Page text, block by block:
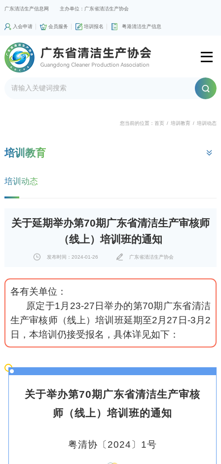
广东清洁生产信息网 主办单位：广东省清洁生产协会
入会申请 会员服务 培训报名 粤港清洁生产信息
您当前的位置：首页 / 培训教育 / 培训动态
培训教育
培训动态
关于延期举办第70期广东省清洁生产审核师
（线上）培训班的通知
发布时间：2024-01-26 广东省清洁生产协会
各有关单位：
原定于1月23-27日举办的第70期广东省清洁
生产审核师（线上）培训班延期至2月27日-3月2
日，本培训仍接受报名，具体详见如下：
关于举办第70期广东省清洁生产审核
师（线上）培训班的通知
粤清协〔2024〕1号